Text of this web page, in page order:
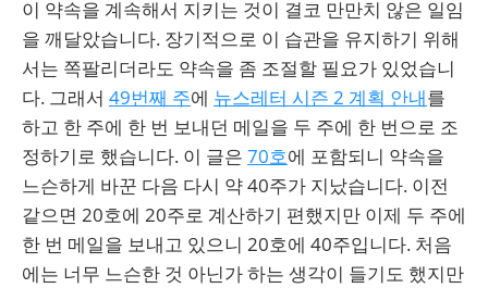
이 약속을 계속해서 지키는 것이 결코 만만치 않은 일임
을 깨달았습니다. 장기적으로 이 습관을 유지하기 위해
서는 쪽팔리더라도 약속을 좀 조절할 필요가 있었습니
다. 그래서 49번째 주에 뉴스레터 시즌 2 계획 안내를
하고 한 주에 한 번 보내던 메일을 두 주에 한 번으로 조
정하기로 했습니다. 이 글은 70호에 포함되니 약속을
느슨하게 바꾼 다음 다시 약 40주가 지났습니다. 이전
같으면 20호에 20주로 계산하기 편했지만 이제 두 주에
한 번 메일을 보내고 있으니 20호에 40주입니다. 처음
에는 너무 느슨한 것 아닌가 하는 생각이 들기도 했지만